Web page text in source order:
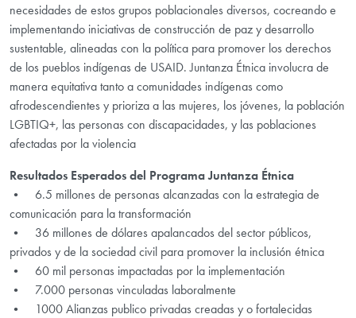
necesidades de estos grupos poblacionales diversos, cocreando e
implementando iniciativas de construcción de paz y desarrollo
sustentable, alineadas con la política para promover los derechos
de los pueblos indígenas de USAID. Juntanza Étnica involucra de
manera equitativa tanto a comunidades indígenas como
afrodescendientes y prioriza a las mujeres, los jóvenes, la población
LGBTIQ+, las personas con discapacidades, y las poblaciones
afectadas por la violencia
Resultados Esperados del Programa Juntanza Étnica
• 6.5 millones de personas alcanzadas con la estrategia de
comunicación para la transformación
• 36 millones de dólares apalancados del sector públicos,
privados y de la sociedad civil para promover la inclusión étnica
• 60 mil personas impactadas por la implementación
• 7.000 personas vinculadas laboralmente
• 1000 Alianzas publico privadas creadas y o fortalecidas